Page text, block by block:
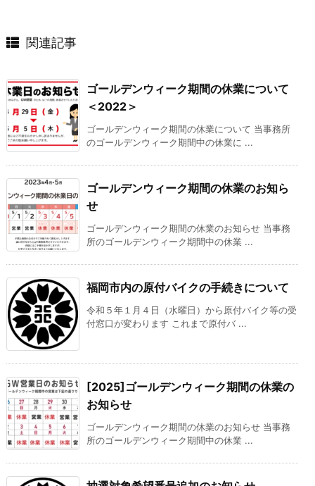
関連記事
ゴールデンウィーク期間の休業について
＜2022＞
ゴールデンウィーク期間の休業について 当事務所
のゴールデンウィーク期間中の休業に ...
ゴールデンウィーク期間の休業のお知ら
せ
ゴールデンウィーク期間の休業のお知らせ 当事務
所のゴールデンウィーク期間中の休業 ...
福岡市内の原付バイクの手続きについて
令和５年１月４日（水曜日）から原付バイク等の受
付窓口が変わります これまで原付バ ...
[2025]ゴールデンウィーク期間の休業の
お知らせ
ゴールデンウィーク期間の休業のお知らせ 当事務
所のゴールデンウィーク期間中の休業 ...